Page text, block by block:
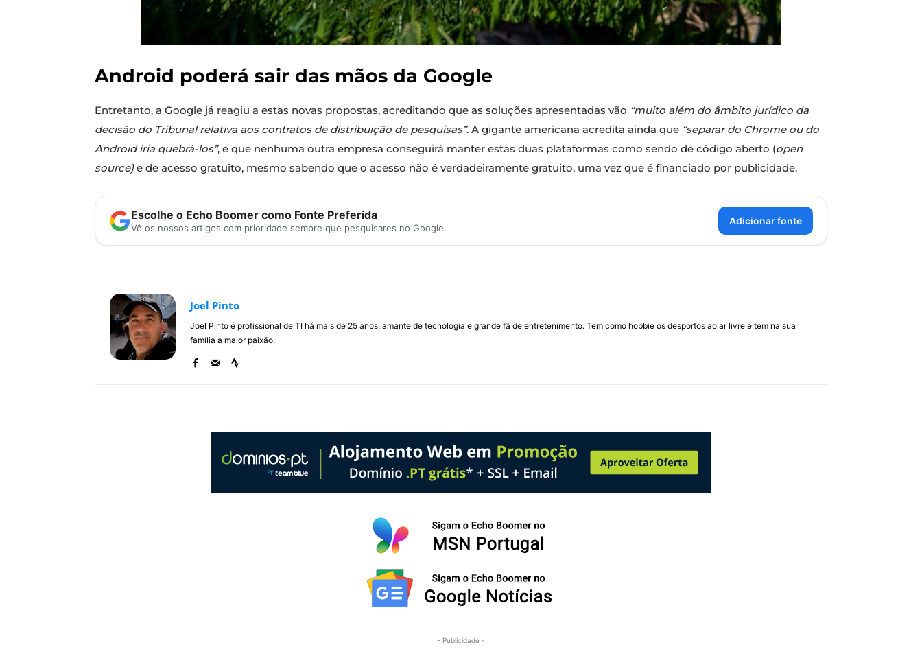
Android poderá sair das mãos da Google
Entretanto, a Google já reagiu a estas novas propostas, acreditando que as soluções apresentadas vão “muito além do âmbito jurídico da
decisão do Tribunal relativa aos contratos de distribuição de pesquisas”. A gigante americana acredita ainda que “separar do Chrome ou do
Android iria quebrá-los”, e que nenhuma outra empresa conseguirá manter estas duas plataformas como sendo de código aberto (open
source)e de acesso gratuito, mesmo sabendo que o acesso não é verdadeiramente gratuito, uma vez que é financiado por publicidade.
Escolhe o Echo Boomer como Fonte Preferida
Vê os nossos artigos com prioridade sempre que pesquisares no Google.
Adicionar fonte
Joel Pinto
Joel Pinto é profissional de TI há mais de 25 anos, amante de tecnologia e grande fã de entretenimento. Tem como hobbie os desportos ao ar livre e tem na sua
família a maior paixão.
- Publicidade -